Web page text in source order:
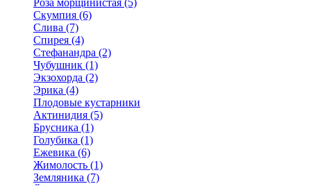
Роза морщинистая (5)
Скумпия (6)
Слива (7)
Спирея (4)
Стефанандра (2)
Чубушник (1)
Экзохорда (2)
Эрика (4)
Плодовые кустарники
Актинидия (5)
Брусника (1)
Голубика (1)
Ежевика (6)
Жимолость (1)
Земляника (7)